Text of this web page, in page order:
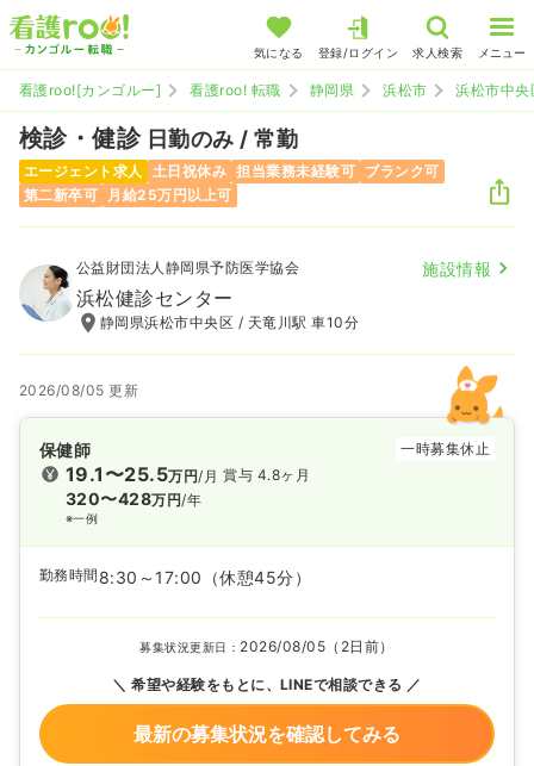
気になる 登録/ログイン 求人検索 メニュー
看護roo![カンゴルー] 看護roo! 転職 静岡県 浜松市 浜松市中央
検診・健診日勤のみ / 常勤
エージェント求人 土日祝休み 担当業務未経験可 ブランク可
第二新卒可
月給25万円以上可
公益財団法人静岡県予防医学協会 施設情報
浜松健診センター
静岡県浜松市中央区 / 天竜川駅 車10分
2026/08/05 更新
保健師 一時募集休止
19.1〜25.5万円/月
320〜428万円/年
※一例
賞与 4.8ヶ月
勤務時間 8:30～17:00 （休憩45分）
募集状況更新日： 2026/08/05（2日前）
希望や経験をもとに、LINEで相談できる
最新の募集状況を確認してみる